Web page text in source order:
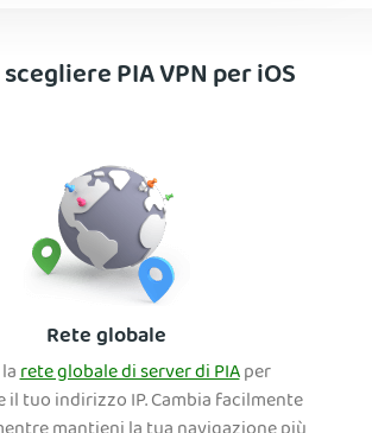
PIA VPN per iOS
Rete globale
rete globale di server di PIAper
il tuo indirizzo IP. Cambia facilmente